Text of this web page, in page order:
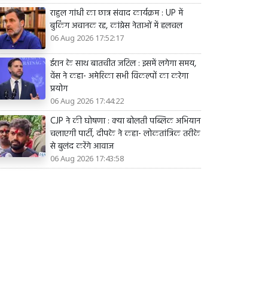
राहुल गांधी का छात्र संवाद कार्यक्रम : UP में
बुकिंग अचानक रद्द, कांग्रेस नेताओं में हलचल
06 Aug 2026 17:52:17
ईरान के साथ बातचीत जटिल : इसमें लगेगा समय,
वेंस ने कहा- अमेरिका सभी विकल्पों का करेगा
प्रयोग
06 Aug 2026 17:44:22
CJP ने की घोषणा : क्या बोलती पब्लिक अभियान
चलाएगी पार्टी, दीपके ने कहा- लोकतांत्रिक तरीके
से बुलंद करेंगे आवाज
06 Aug 2026 17:43:58